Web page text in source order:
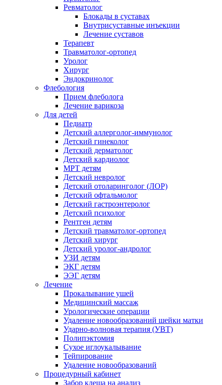
Ревматолог
Блокады в суставах
Внутрисуставные инъекции
Лечение суставов
Терапевт
Травматолог-ортопед
Уролог
Хирург
Эндокринолог
Флебология
Прием флеболога
Лечение варикоза
Для детей
Педиатр
Детский аллерголог-иммунолог
Детский гинеколог
Детский дерматолог
Детский кардиолог
МРТ детям
Детский невролог
Детский отоларинголог (ЛОР)
Детский офтальмолог
Детский гастроэнтеролог
Детский психолог
Рентген детям
Детский травматолог-ортопед
Детский хирург
Детский уролог-андролог
УЗИ детям
ЭКГ детям
ЭЭГ детям
Лечение
Прокалывание ушей
Медицинский массаж
Урологические операции
Удаление новообразований шейки матки
Ударно-волновая терапия (УВТ)
Полипэктомия
Сухое иглоукалывание
Тейпирование
Удаление новообразований
Процедурный кабинет
Забор клеща на анализ